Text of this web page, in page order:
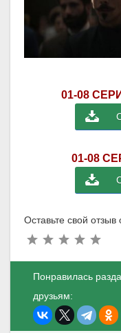
01-08
01-08
Оставьте свой
Понравилась
друзьям: